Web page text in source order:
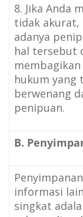
8. Jika Anda
tidak akurat,
adanya
hal tersebut
hukum yang
berwenang
penipuan.
B.
informasi
singkat